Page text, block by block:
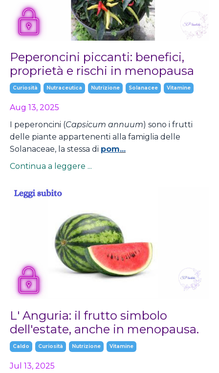
Peperoncini piccanti: benefici,
proprietà e rischi in menopausa
Curiosità Nutraceutica Nutrizione Solanacee Vitamine
Aug 13, 2025
I peperoncini (Capsicum annuum) sono i frutti
delle piante appartenenti alla famiglia delle
Solanaceae, la stessa di pom...
Continua a leggere ...
L' Anguria: il frutto simbolo
dell'estate, anche in menopausa.
Caldo Curiosità Nutrizione Vitamine
Jul 13, 2025